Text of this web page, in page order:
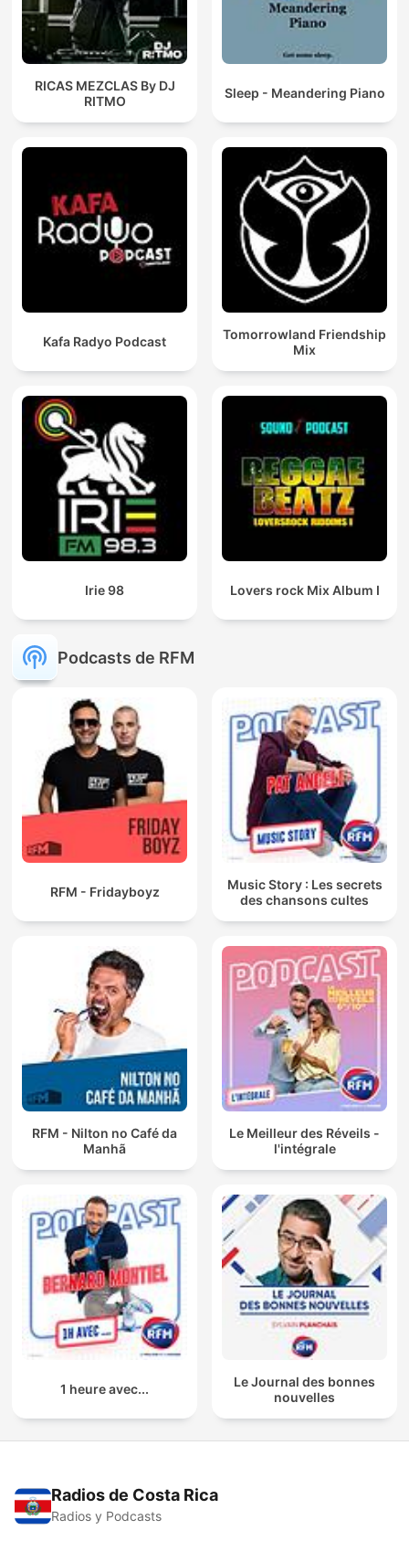
RICAS MEZCLAS By DJ
RITMO
Sleep - Meandering Piano
Kafa Radyo Podcast
Tomorrowland Friendship
Mix
Irie 98 Lovers rock Mix Album I
Podcasts de RFM
RFM - Fridayboyz
Music Story : Les secrets
des chansons cultes
RFM - Nilton no Café da
Manhã
Le Meilleur des Réveils -
l'intégrale
1 heure avec...
Le Journal des bonnes
nouvelles
Radios de Costa Rica
Radios y Podcasts